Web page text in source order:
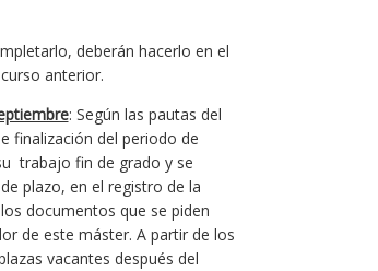
deberán hacerlo en el
anterior.
: Según las pautas del
finalización del periodo de
trabajo fin de grado y se
plazo, en el registro de la
documentos que se piden
de este máster. A partir de los
vacantes después del